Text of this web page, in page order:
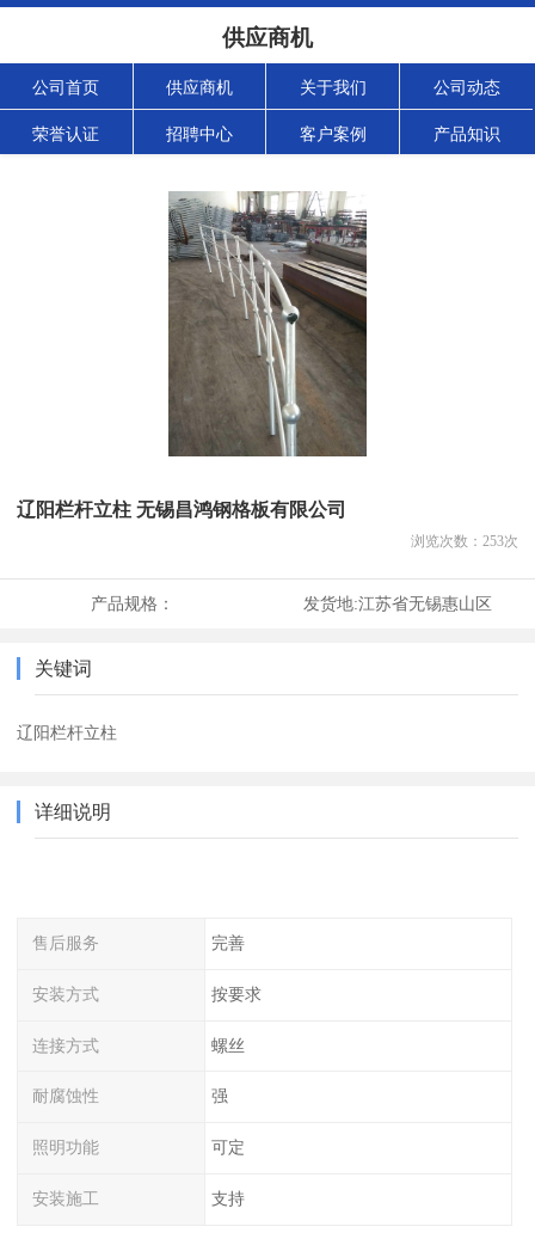
供应商机
公司首页 供应商机 关于我们 公司动态
荣誉认证 招聘中心 客户案例 产品知识
辽阳栏杆立柱 无锡昌鸿钢格板有限公司
浏览次数： 253次
产品规格： 发货地:江苏省无锡惠山区
关键词
辽阳栏杆立柱
详细说明
售后服务 完善
安装方式 按要求
连接方式 螺丝
耐腐蚀性 强
照明功能 可定
安装施工 支持